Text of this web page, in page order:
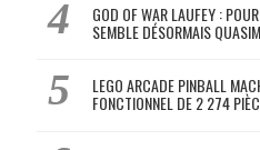
GOD OF WAR LAUFEY :
SEMBLE DÉSORMAIS
LEGO ARCADE PINBALL
FONCTIONNEL DE 2 274